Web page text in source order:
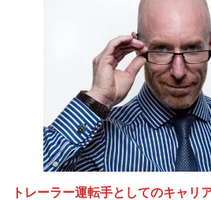
トレーラー運転手としてのキャリ